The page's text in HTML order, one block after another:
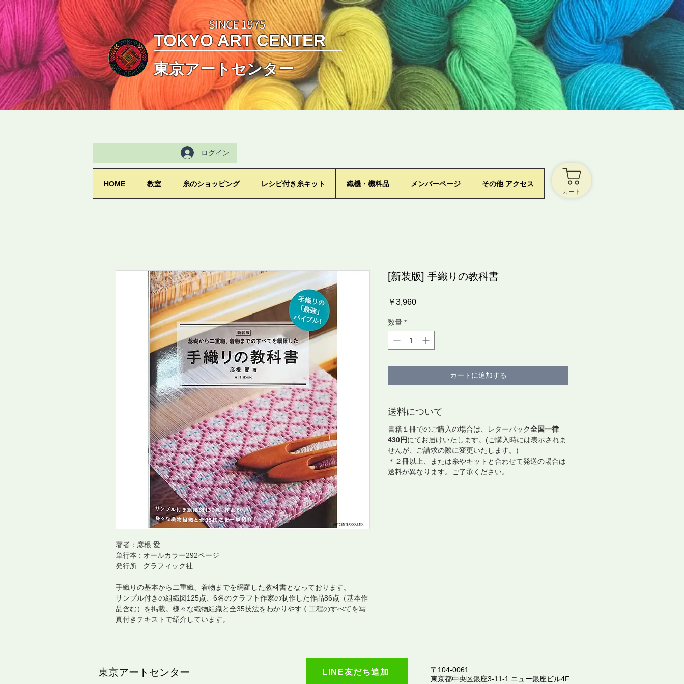
SINCE 1975
TOKYO ART CENTER
東京アートセンター
ログイン
HOME 教室 糸のショッピング レシピ付き糸キット 織機・機料品 メンバーページ その他 アクセス
カート
著者：彦根 愛
単行本 : オールカラー292ページ
発行所 : グラフィック社
手織りの基本から二重織、着物までを網羅した教科書となっております。
サンプル付きの組織図125点、6名のクラフト作家の制作した作品86点（基本作
品含む）を掲載。様々な織物組織と全35技法をわかりやすく工程のすべてを写
真付きテキストで紹介しています。
[新装版] 手織りの教科書
￥3,960価
数量 *
カートに追加する
送料について
書籍１冊でのご購入の場合は、レターパック全国一律
430円にてお届けいたします。(ご購入時には表示されま
せんが、ご請求の際に変更いたします。)
＊２冊以上、または糸やキットと合わせて発送の場合は
送料が異なります。ご了承ください。
​東京アートセンター LINE友だち追加
〒104-0061
​東京都中央区銀座3-11-1 ニュー銀座ビル4F